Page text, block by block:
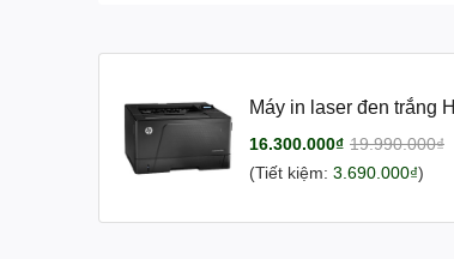
ADF
Không
Cổng giao tiếpUSB/ LAN
Dùng mực
HP CZ192A
Mô tả khác
Khay giấy vào: Khay đa
Trọng lượng
17 Kg
Máy in laser đen trắng
16.300.000₫ 19.990.000₫
(Tiết kiệm: 3.690.000₫)